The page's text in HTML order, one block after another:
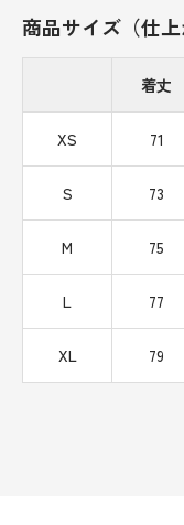
商品サイズ（仕上
着丈
XS 71
S 73
M 75
L 77
XL 79